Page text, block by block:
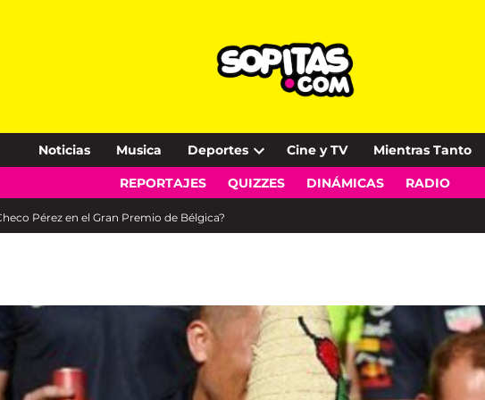
Noticias Musica Deportes
Open
dropdown
Cine y TV Mientras Tanto
REPORTAJES QUIZZES DINÁMICAS RADIO
Pérez en el Gran Premio de Bélgica?